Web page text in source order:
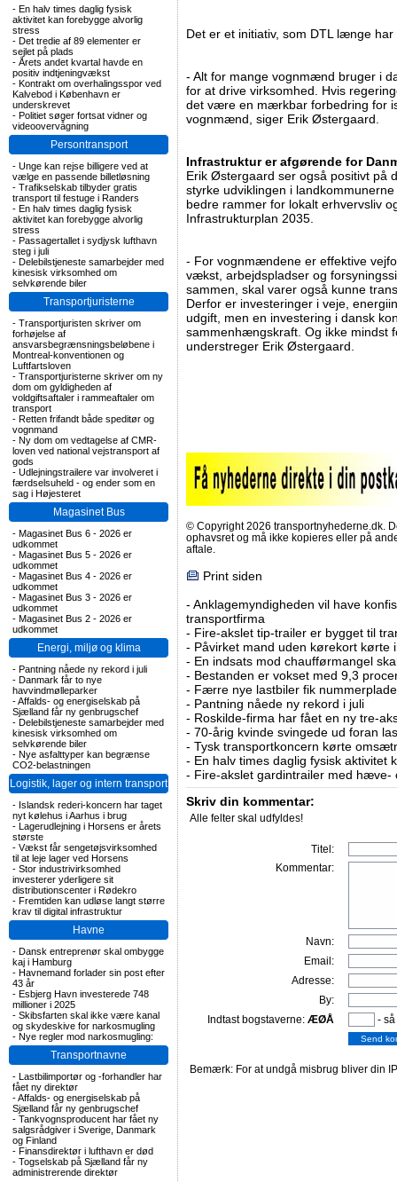
- En halv times daglig fysisk
aktivitet kan forebygge alvorlig
stress
- Det tredie af 89 elementer er
sejlet på plads
- Årets andet kvartal havde en
positiv indtjeningvækst
- Kontrakt om overhalingsspor ved
Kalvebod i København er
underskrevet
- Politiet søger fortsat vidner og
videoovervågning
Persontransport
- Unge kan rejse billigere ved at
vælge en passende billetløsning
- Trafikselskab tilbyder gratis
transport til festuge i Randers
- En halv times daglig fysisk
aktivitet kan forebygge alvorlig
stress
- Passagertallet i sydjysk lufthavn
steg i juli
- Delebilstjeneste samarbejder med
kinesisk virksomhed om
selvkørende biler
Transportjuristerne
- Transportjuristen skriver om
forhøjelse af
ansvarsbegrænsningsbeløbene i
Montreal-konventionen og
Luftfartsloven
- Transportjuristerne skriver om ny
dom om gyldigheden af
voldgiftsaftaler i rammeaftaler om
transport
- Retten frifandt både speditør og
vognmand
- Ny dom om vedtagelse af CMR-
loven ved national vejstransport af
gods
- Udlejningstrailere var involveret i
færdselsuheld - og ender som en
sag i Højesteret
Magasinet Bus
- Magasinet Bus 6 - 2026 er
udkommet
- Magasinet Bus 5 - 2026 er
udkommet
- Magasinet Bus 4 - 2026 er
udkommet
- Magasinet Bus 3 - 2026 er
udkommet
- Magasinet Bus 2 - 2026 er
udkommet
Energi, miljø og klima
- Pantning nåede ny rekord i juli
- Danmark får to nye
havvindmølleparker
-Affalds- og energiselskab på
Sjælland får ny genbrugschef
- Delebilstjeneste samarbejder med
kinesisk virksomhed om
selvkørende biler
- Nye asfalttyper kan begrænse
CO2-belastningen
Logistik, lager og intern transport
- Islandsk rederi-koncern har taget
nyt kølehus i Aarhus i brug
- Lagerudlejning i Horsens er årets
største
- Vækst får sengetøjsvirksomhed
til at leje lager ved Horsens
- Stor industrivirksomhed
investerer yderligere sit
distributionscenter i Rødekro
- Fremtiden kan udløse langt større
krav til digital infrastruktur
Havne
- Dansk entreprenør skal ombygge
kaj i Hamburg
- Havnemand forlader sin post efter
43 år
- Esbjerg Havn investerede 748
millioner i 2025
- Skibsfarten skal ikke være kanal
og skydeskive for narkosmugling
- Nye regler mod narkosmugling:
Transportnavne
- Lastbilimportør og -forhandler har
fået ny direktør
-Affalds- og energiselskab på
Sjælland får ny genbrugschef
- Tankvognsproducent har fået ny
salgsrådgiver i Sverige, Danmark
og Finland
- Finansdirektør i lufthavn er død
- Togselskab på Sjælland får ny
administrerende direktør
Det er et initiativ, som DTL længe har
- Alt for mange vognmænd bruger i
for at drive virksomhed. Hvis
det være en mærkbar forbedring for
vognmænd, siger Erik Østergaard.
Infrastruktur er afgørende for
Erik Østergaard ser også positivt på
styrke udviklingen i
bedre rammer for lokalt erhvervsliv
Infrastrukturplan 2035.
- For vognmændene er effektive
vækst, arbejdspladser og
sammen, skal varer også kunne
Derfor er investeringer i veje,
udgift, men en investering i dansk
sammenhængskraft. Og ikke mindst
understreger Erik Østergaard.
© Copyright 2026 transportnyhederne.dk.
ophavsret og må ikke kopieres eller på
aftale.
Print siden
- Anklagemyndigheden vil have
transportfirma
- Fire-akslet tip-trailer er bygget til
- Påvirket mand uden kørekort kørte
- En indsats mod chaufførmangel
- Bestanden er vokset med 9,3
- Færre nye lastbiler fik
- Pantning nåede ny rekord i juli
- Roskilde-firma har fået en ny tre-
- 70-årig kvinde svingede ud foran
- Tysk transportkoncern kørte
- En halv times daglig fysisk aktivitet
- Fire-akslet gardintrailer med hæve-
Skriv din kommentar:
Alle felter skal udfyldes!
Titel:
Kommentar:
Navn:
Email:
Adresse:
By:
Indtast bogstaverne: ÆØÅ -
Bemærk: For at undgå misbrug bliver din